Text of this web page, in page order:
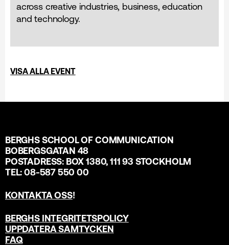
across creative industries, business, education
and technology.
VISA ALLA EVENT
BERGHS SCHOOL OF COMMUNICATION
BOBERGSGATAN 48
POSTADRESS: BOX 1380, 111 93 STOCKHOLM
TEL: 08-587 550 00
KONTAKTA OSS!
BERGHS INTEGRITETSPOLICY
UPPDATERA SAMTYCKEN
FAQ